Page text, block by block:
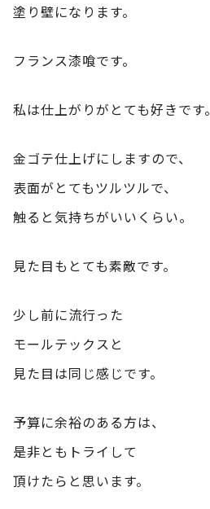
塗り壁になります。
フランス漆喰です。
私は仕上がりがとても好きです。
金ゴテ仕上げにしますので、
表面がとてもツルツルで、
触ると気持ちがいいくらい。
見た目もとても素敵です。
少し前に流行った
モールテックスと
見た目は同じ感じです。
予算に余裕のある方は、
是非ともトライして
頂けたらと思います。